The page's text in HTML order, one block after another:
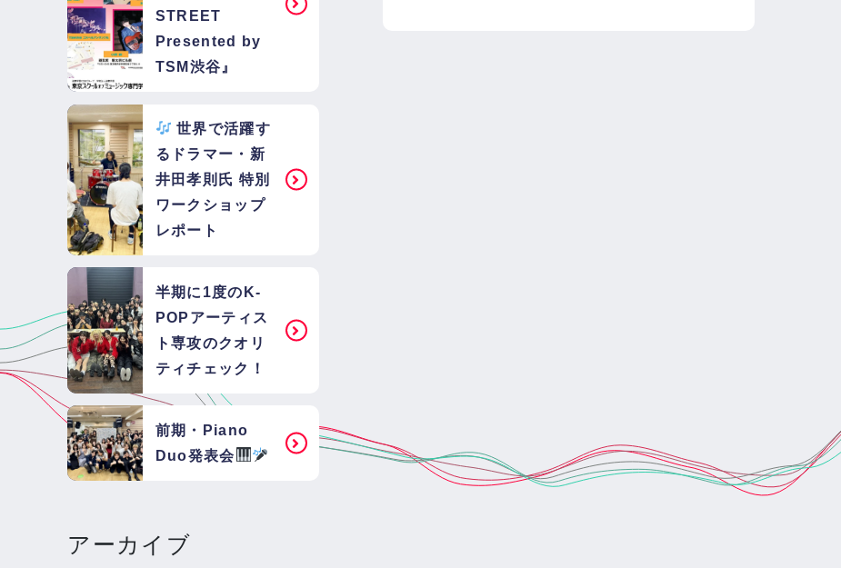
STREET
Presented by
TSM渋谷』
世界で活躍す
るドラマー・新
井田孝則氏 特別
ワークショップ
レポート
半期に1度のK-
POPアーティス
ト専攻のクオリ
ティチェック！
前期・Piano
Duo発表会
アーカイブ